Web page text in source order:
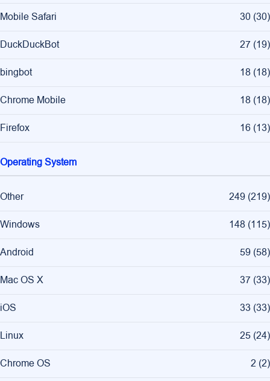
Mobile Safari 30 (30)
DuckDuckBot 27 (19)
bingbot 18 (18)
Chrome Mobile 18 (18)
Firefox 16 (13)
Operating System
Other 249 (219)
Windows 148 (115)
Android 59 (58)
Mac OS X 37 (33)
iOS 33 (33)
Linux 25 (24)
Chrome OS 2 (2)